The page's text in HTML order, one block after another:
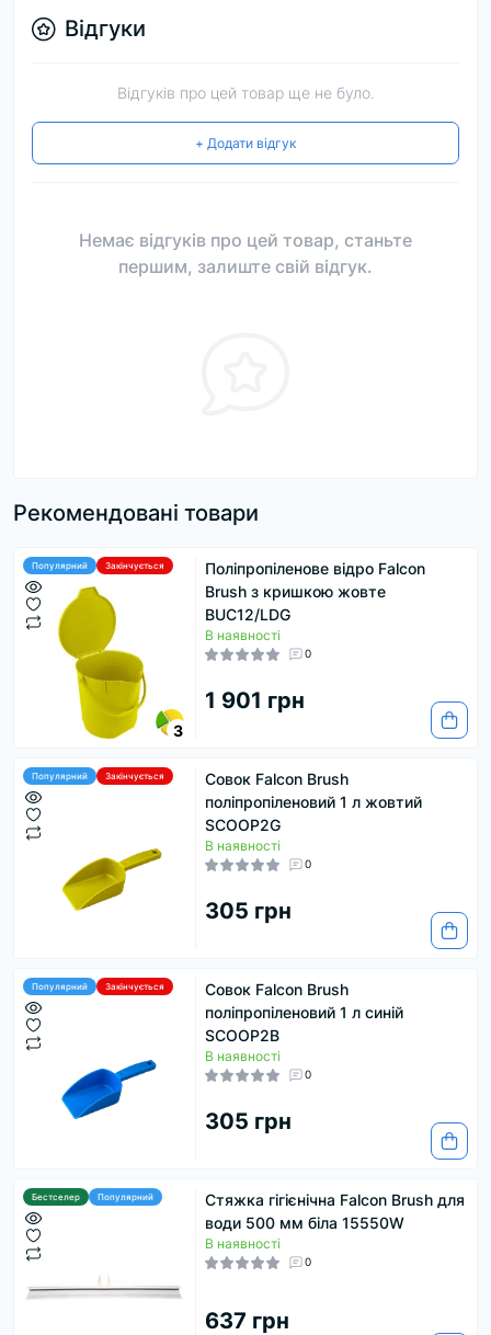
Відгуки
Відгуків про цей товар ще не було.
+ Додати відгук
Немає відгуків про цей товар, станьте
першим, залиште свій відгук.
Рекомендовані товари
Популярний Закінчується
3
Поліпропіленове відро Falcon
Brush з кришкою жовте
BUC12/LDG
В наявності
0
1 901 грн
Популярний Закінчується
Совок Falcon Brush
поліпропіленовий 1 л жовтий
SCOOP2G
В наявності
0
305 грн
Популярний Закінчується
Совок Falcon Brush
поліпропіленовий 1 л синій
SCOOP2B
В наявності
0
305 грн
Бестселер Популярний
Стяжка гігієнічна Falcon Brush для
води 500 мм біла 15550W
В наявності
0
637 грн